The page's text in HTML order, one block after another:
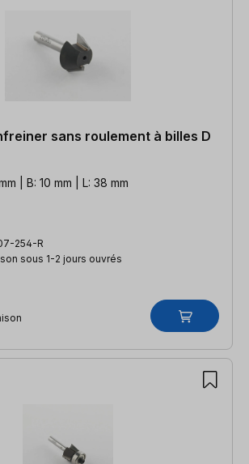
sans roulement à billes D
| B: 10 mm | L: 38 mm
254-R
sous 1-2 jours ouvrés